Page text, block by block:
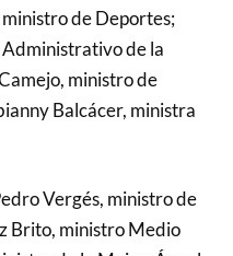
de Deportes;
de la
ministro de
Balcácer, ministra
Vergés, ministro de
Brito, ministro Medio